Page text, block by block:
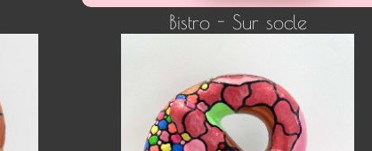
Bistro - Sur socle